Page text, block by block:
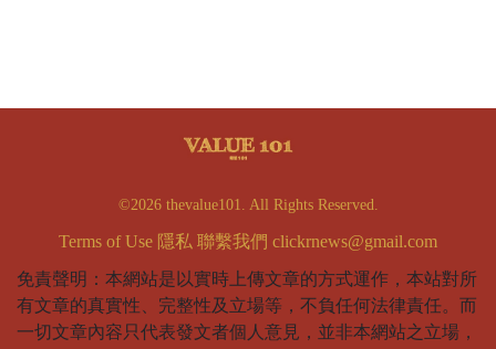
©2026 thevalue101. All Rights Reserved.
Terms of Use 隱私 聯繫我們 clickrnews@gmail.com
免責聲明：本網站是以實時上傳文章的方式運作，本站對所
有文章的真實性、完整性及立場等，不負任何法律責任。而
一切文章內容只代表發文者個人意見，並非本網站之立場，